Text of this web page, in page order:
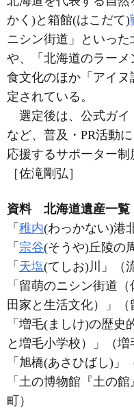
かく)と箱館(はこだて)
ニシン街道」といっ
や、「北海道のラー
食文化のほか「アイ
定されている。
選定後は、公式ガイ
など、普及・PR活動
応援するサポーター制
［佐滝剛弘］
資料 北海道遺産一覧
「 稚内(わっかない)港
「 宗谷(そうや)丘陵の
「 天塩(てしお)川」（
「留萌のニシン街道
田家と生活文化）」（
「増毛(ましけ)の歴
と増毛小学校）」（増
「旭橋(あさひばし)」
「土の博物館『土の館
町）